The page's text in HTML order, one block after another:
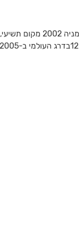
הישגים בולטים: טמפה פרו 2000 מקום שני, אליפות העולם בגרמניה 2000 מקום שלישי, אליפות העולם בגרמניה 2002 מקום תשיעי,